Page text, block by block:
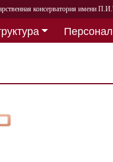
консерватория имени